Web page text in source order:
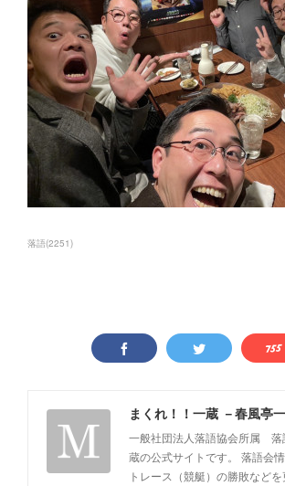
落語(2251)
一般社団法人落語協会所属
蔵の公式サイトです。 落語会
トレース（競艇）の勝敗などを